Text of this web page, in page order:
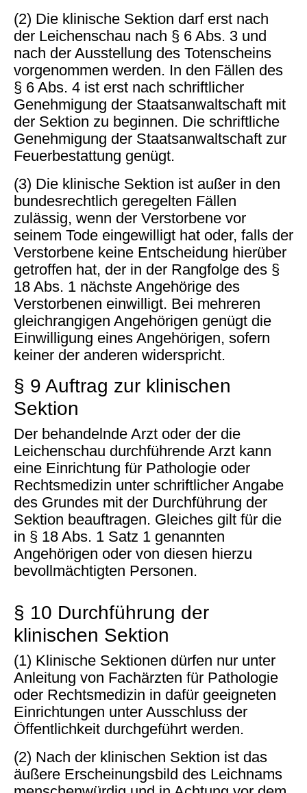
(2) Die klinische Sektion darf erst nach
der Leichenschau nach § 6 Abs. 3 und
nach der Ausstellung des Totenscheins
vorgenommen werden. In den Fällen des
§ 6 Abs. 4 ist erst nach schriftlicher
Genehmigung der Staatsanwaltschaft mit
der Sektion zu beginnen. Die schriftliche
Genehmigung der Staatsanwaltschaft zur
Feuerbestattung genügt.
(3) Die klinische Sektion ist außer in den
bundesrechtlich geregelten Fällen
zulässig, wenn der Verstorbene vor
seinem Tode eingewilligt hat oder, falls der
Verstorbene keine Entscheidung hierüber
getroffen hat, der in der Rangfolge des §
18 Abs. 1 nächste Angehörige des
Verstorbenen einwilligt. Bei mehreren
gleichrangigen Angehörigen genügt die
Einwilligung eines Angehörigen, sofern
keiner der anderen widerspricht.
§ 9 Auftrag zur klinischen
Sektion
Der behandelnde Arzt oder der die
Leichenschau durchführende Arzt kann
eine Einrichtung für Pathologie oder
Rechtsmedizin unter schriftlicher Angabe
des Grundes mit der Durchführung der
Sektion beauftragen. Gleiches gilt für die
in § 18 Abs. 1 Satz 1 genannten
Angehörigen oder von diesen hierzu
bevollmächtigten Personen.
§ 10 Durchführung der
klinischen Sektion
(1) Klinische Sektionen dürfen nur unter
Anleitung von Fachärzten für Pathologie
oder Rechtsmedizin in dafür geeigneten
Einrichtungen unter Ausschluss der
Öffentlichkeit durchgeführt werden.
(2) Nach der klinischen Sektion ist das
äußere Erscheinungsbild des Leichnams